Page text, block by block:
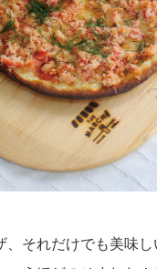
、それだけでも美味